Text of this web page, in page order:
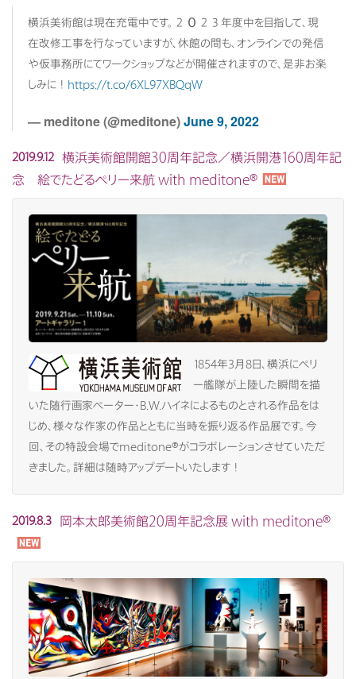
横浜美術館は現在充電中です。２０２３年度中を目指して、現
在改修工事を行なっていますが、休館の間も、オンラインでの発信
や仮事務所にてワークショップなどが開催されますので、是非お楽
しみに！ https://t.co/6XL97XBQqW
— meditone (@meditone)June 9, 2022
2019.9.12 横浜美術館開館30周年記念／横浜開港160周年記
念 絵でたどるペリー来航 with meditone®
1854年3月8日、横浜にペリ
ー艦隊が上陸した瞬間を描
いた随行画家ペーター・B.W.ハイネによるものとされる作品をは
じめ、様々な作家の作品とともに当時を振り返る作品展です。今
回、その特設会場でmeditone®がコラボレーションさせていただ
きました。詳細は随時アップデートいたします！
2019.8.3 岡本太郎美術館20周年記念展 with meditone®